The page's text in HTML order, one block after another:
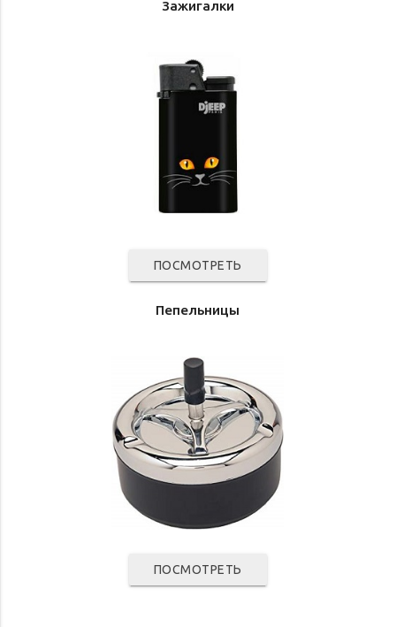
Зажигалки
ПОСМОТРЕТЬ
Пепельницы
ПОСМОТРЕТЬ